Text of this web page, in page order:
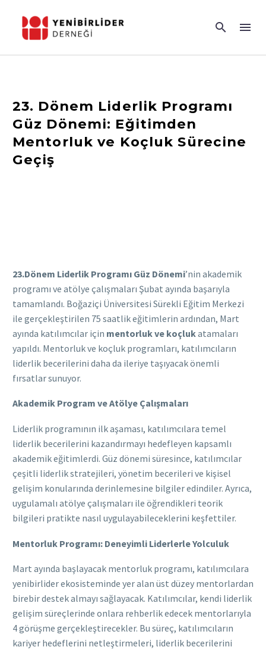
23. Dönem Liderlik Programı
Güz Dönemi: Eğitimden
Mentorluk ve Koçluk Sürecine
Geçiş
23.Dönem Liderlik Programı Güz Dönemi’nin akademik
programı ve atölye çalışmaları Şubat ayında başarıyla
tamamlandı. Boğaziçi Üniversitesi Sürekli Eğitim Merkezi
ile gerçekleştirilen 75 saatlik eğitimlerin ardından, Mart
ayında katılımcılar için mentorluk ve koçlukatamaları
yapıldı. Mentorluk ve koçluk programları, katılımcıların
liderlik becerilerini daha da ileriye taşıyacak önemli
fırsatlar sunuyor.
Akademik Program ve Atölye Çalışmaları
Liderlik programının ilk aşaması, katılımcılara temel
liderlik becerilerini kazandırmayı hedefleyen kapsamlı
akademik eğitimlerdi. Güz dönemi süresince, katılımcılar
çeşitli liderlik stratejileri, yönetim becerileri ve kişisel
gelişim konularında derinlemesine bilgiler edindiler. Ayrıca,
uygulamalı atölye çalışmaları ile öğrendikleri teorik
bilgileri pratikte nasıl uygulayabileceklerini keşfettiler.
Mentorluk Programı: Deneyimli Liderlerle Yolculuk
Mart ayında başlayacak mentorluk programı, katılımcılara
yenibirlider ekosisteminde yer alan üst düzey mentorlardan
birebir destek almayı sağlayacak. Katılımcılar, kendi liderlik
gelişim süreçlerinde onlara rehberlik edecek mentorlarıyla
4 görüşme gerçekleştirecekler. Bu süreç, katılımcıların
kariyer hedeflerini netleştirmeleri, liderlik becerilerini